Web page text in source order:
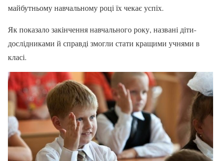
майбутньому навчальному році їх чекає успіх.
Як показало закінчення навчального року, названі діти-
дослідниками й справді змогли стати кращими учнями в
класі.